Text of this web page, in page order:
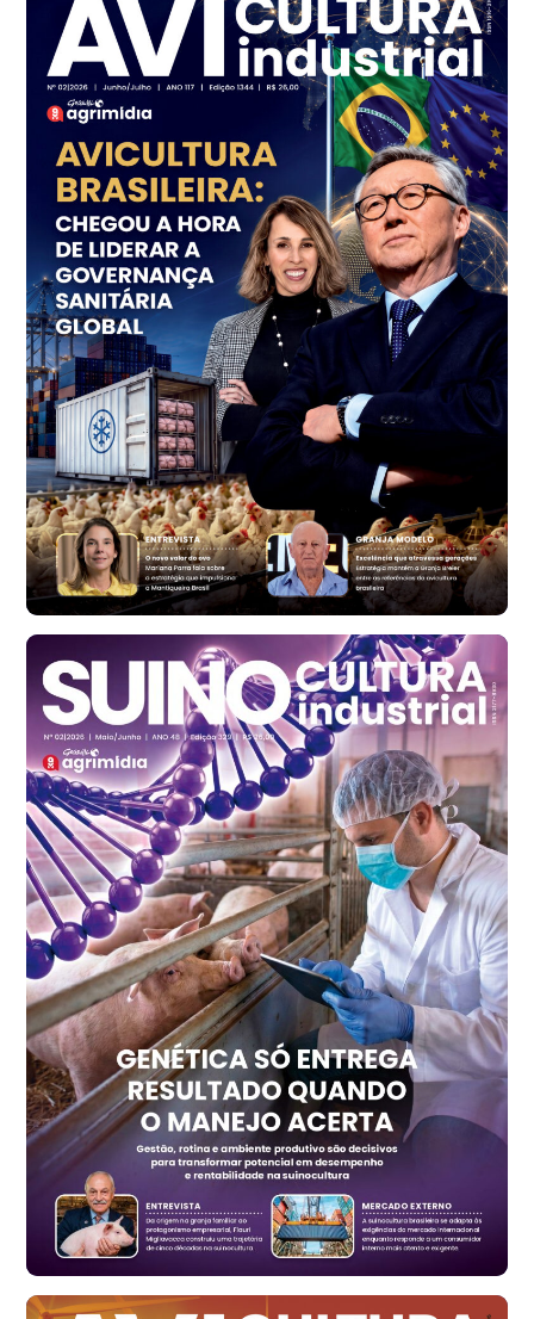
R$ 7,13
kg
Frango - Indicador
SP
R$ 7,15
kg
Trigo Atacado - Regional
PR
R$ 1.414,20
t
Trigo Atacado - Regional
RS
R$ 1.314,40
t
Ovo Vermelho - Regional
Vermelho
R$ 171,15
cx
Ovo Branco - Regional
Santa Maria do Jetibá (ES)
R$ 139,43
cx
Ovo Branco - Regional
Recife (PE)
R$ 149,79
cx
Ovo Vermelho - Regional
Recife (PE)
R$ 158,77
cx